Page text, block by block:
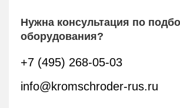
Нужна консультация по
оборудования?
+7 (495) 268-05-03
info@kromschroder-rus.ru